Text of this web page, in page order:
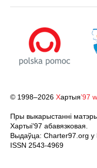
© 1998–2026 Хартыя’97
Пры выкарыстанні
Хартыi'97 абавязковая.
Выдаўца: Charter97.org
ISSN 2543-4969